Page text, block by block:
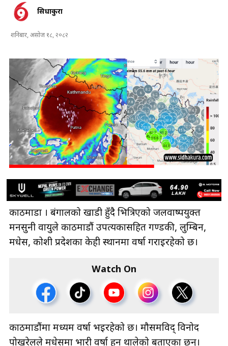
सिधाकुरा
शनिबार, असोज १८, २०८२
काठमाडौँ । बंगालको खाडी हुँदै भित्रिएको जलवाष्पयुक्त
मनसुनी वायुले काठमाडौं उपत्यकासहित गण्डकी, लुम्बिन,
मधेस, कोशी प्रदेशका केही स्थानमा वर्षा गराइरहेको छ।
Watch On
काठमाडौंमा मध्यम वर्षा भइरहेको छ। मौसमविद् विनोद
पोखरेलले मधेसमा भारी वर्षा हुन थालेको बताएका छन्।